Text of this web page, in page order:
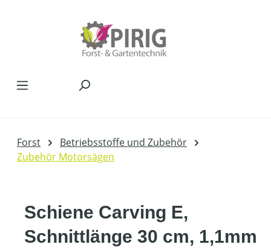
Forst
Betriebsstoffe und Zubehör
Zubehör Motorsägen
Schiene Carving E,
Schnittlänge 30 cm, 1,1mm